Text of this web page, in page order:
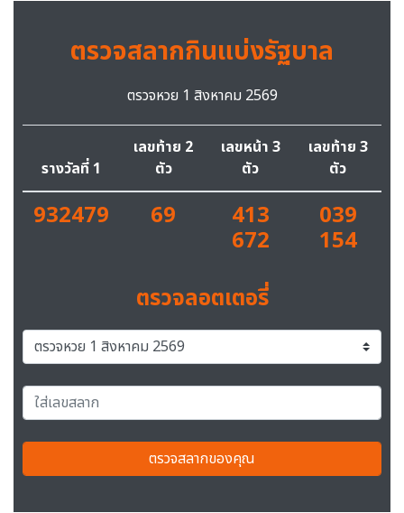
ตรวจสลากกินแบ่งรัฐบาล
ตรวจหวย 1 สิงหาคม 2569
รางวัลที่ 1
เลขท้าย 2
ตัว
เลขหน้า 3
ตัว
เลขท้าย 3
ตัว
932479 69 413
672
039
154
ตรวจลอตเตอรี่
ตรวจสลากของคุณ